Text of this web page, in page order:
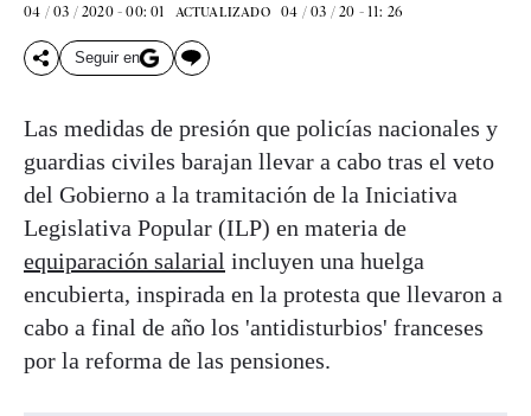
04 / 03 / 2020 - 00: 01 ACTUALIZADO 04 / 03 / 20 - 11: 26
Seguir en
Las medidas de presión que policías nacionales y
guardias civiles barajan llevar a cabo tras el veto
del Gobierno a la tramitación de la Iniciativa
Legislativa Popular (ILP) en materia de
equiparación salarial incluyen una huelga
encubierta, inspirada en la protesta que llevaron a
cabo a final de año los 'antidisturbios' franceses
por la reforma de las pensiones.